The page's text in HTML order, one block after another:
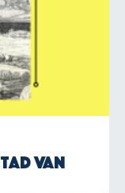
van